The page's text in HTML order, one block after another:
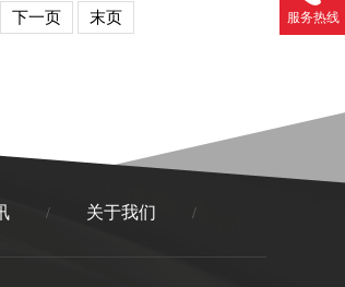
下一页 末页
/ 关于我们 /
服务热线